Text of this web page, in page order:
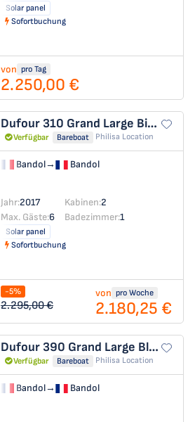
Solar panel
Sofortbuchung
von pro Tag
2.250,00 €
Dufour 310 Grand Large Bisou Sale
Verfügbar Bareboat Philisa Location
Bandol→ Bandol
Jahr:2017 Kabinen:2
Max. Gäste:6 Badezimmer:1
Solar panel
Sofortbuchung
-5%
2.295,00 €
von pro Woche
2.180,25 €
Dufour 390 Grand Large Blue Note
Verfügbar Bareboat Philisa Location
Bandol→ Bandol